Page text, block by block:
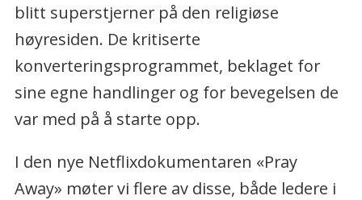
blitt superstjerner på den religiøse
høyresiden. De kritiserte
konverteringsprogrammet, beklaget for
sine egne handlinger og for bevegelsen de
var med på å starte opp.
I den nye Netflixdokumentaren «Pray
Away» møter vi flere av disse, både ledere i